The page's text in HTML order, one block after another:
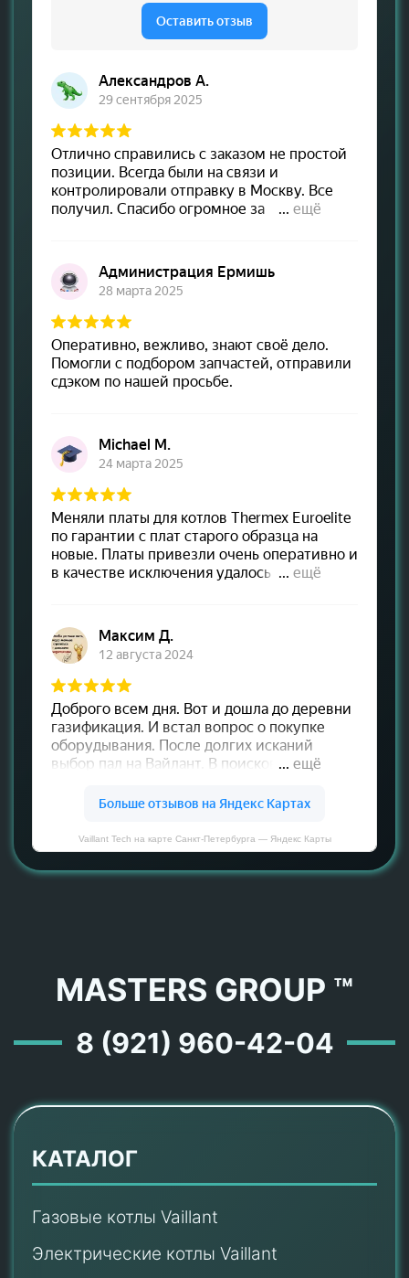
Vaillant Tech на карте Санкт‑Петербурга — Яндекс Карты
MASTERS GROUP ™
8 (921) 960-42-04
КАТАЛОГ
Газовые котлы Vaillant
Электрические котлы Vaillant